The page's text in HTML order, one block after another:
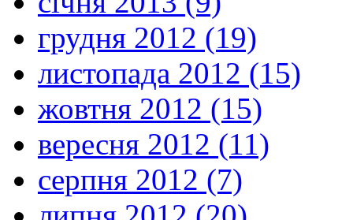
грудня 2012 (19)
листопада 2012 (15)
жовтня 2012 (15)
вересня 2012 (11)
серпня 2012 (7)